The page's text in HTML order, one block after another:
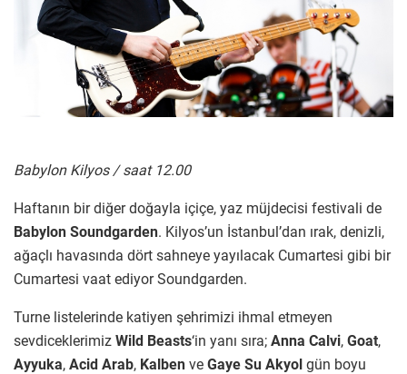
Babylon Kilyos / saat 12.00
Haftanın bir diğer doğayla içiçe, yaz müjdecisi festivali de
Babylon Soundgarden. Kilyos’un İstanbul’dan ırak, denizli,
ağaçlı havasında dört sahneye yayılacak Cumartesi gibi bir
Cumartesi vaat ediyor Soundgarden.
Turne listelerinde katiyen şehrimizi ihmal etmeyen
sevdiceklerimiz Wild Beasts‘in yanı sıra; Anna Calvi, Goat,
Ayyuka, Acid Arab, Kalben ve Gaye Su Akyol gün boyu